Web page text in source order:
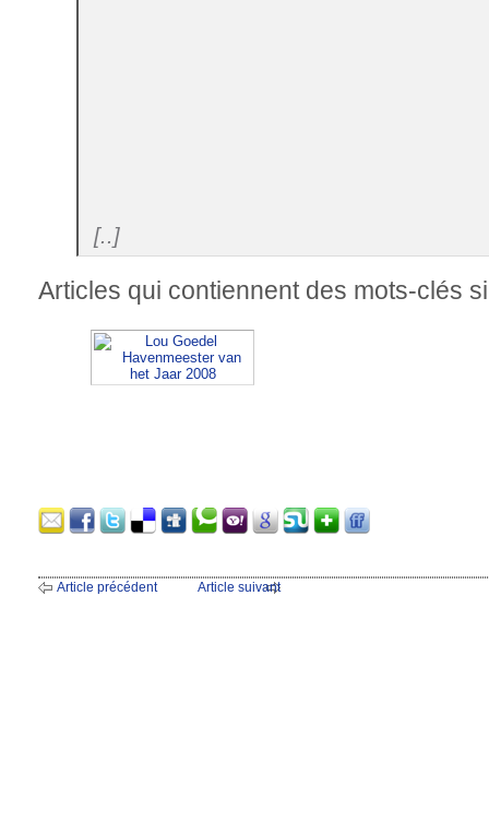
[..]
Articles qui contiennent des mots-clés
Article précédent Article suivant